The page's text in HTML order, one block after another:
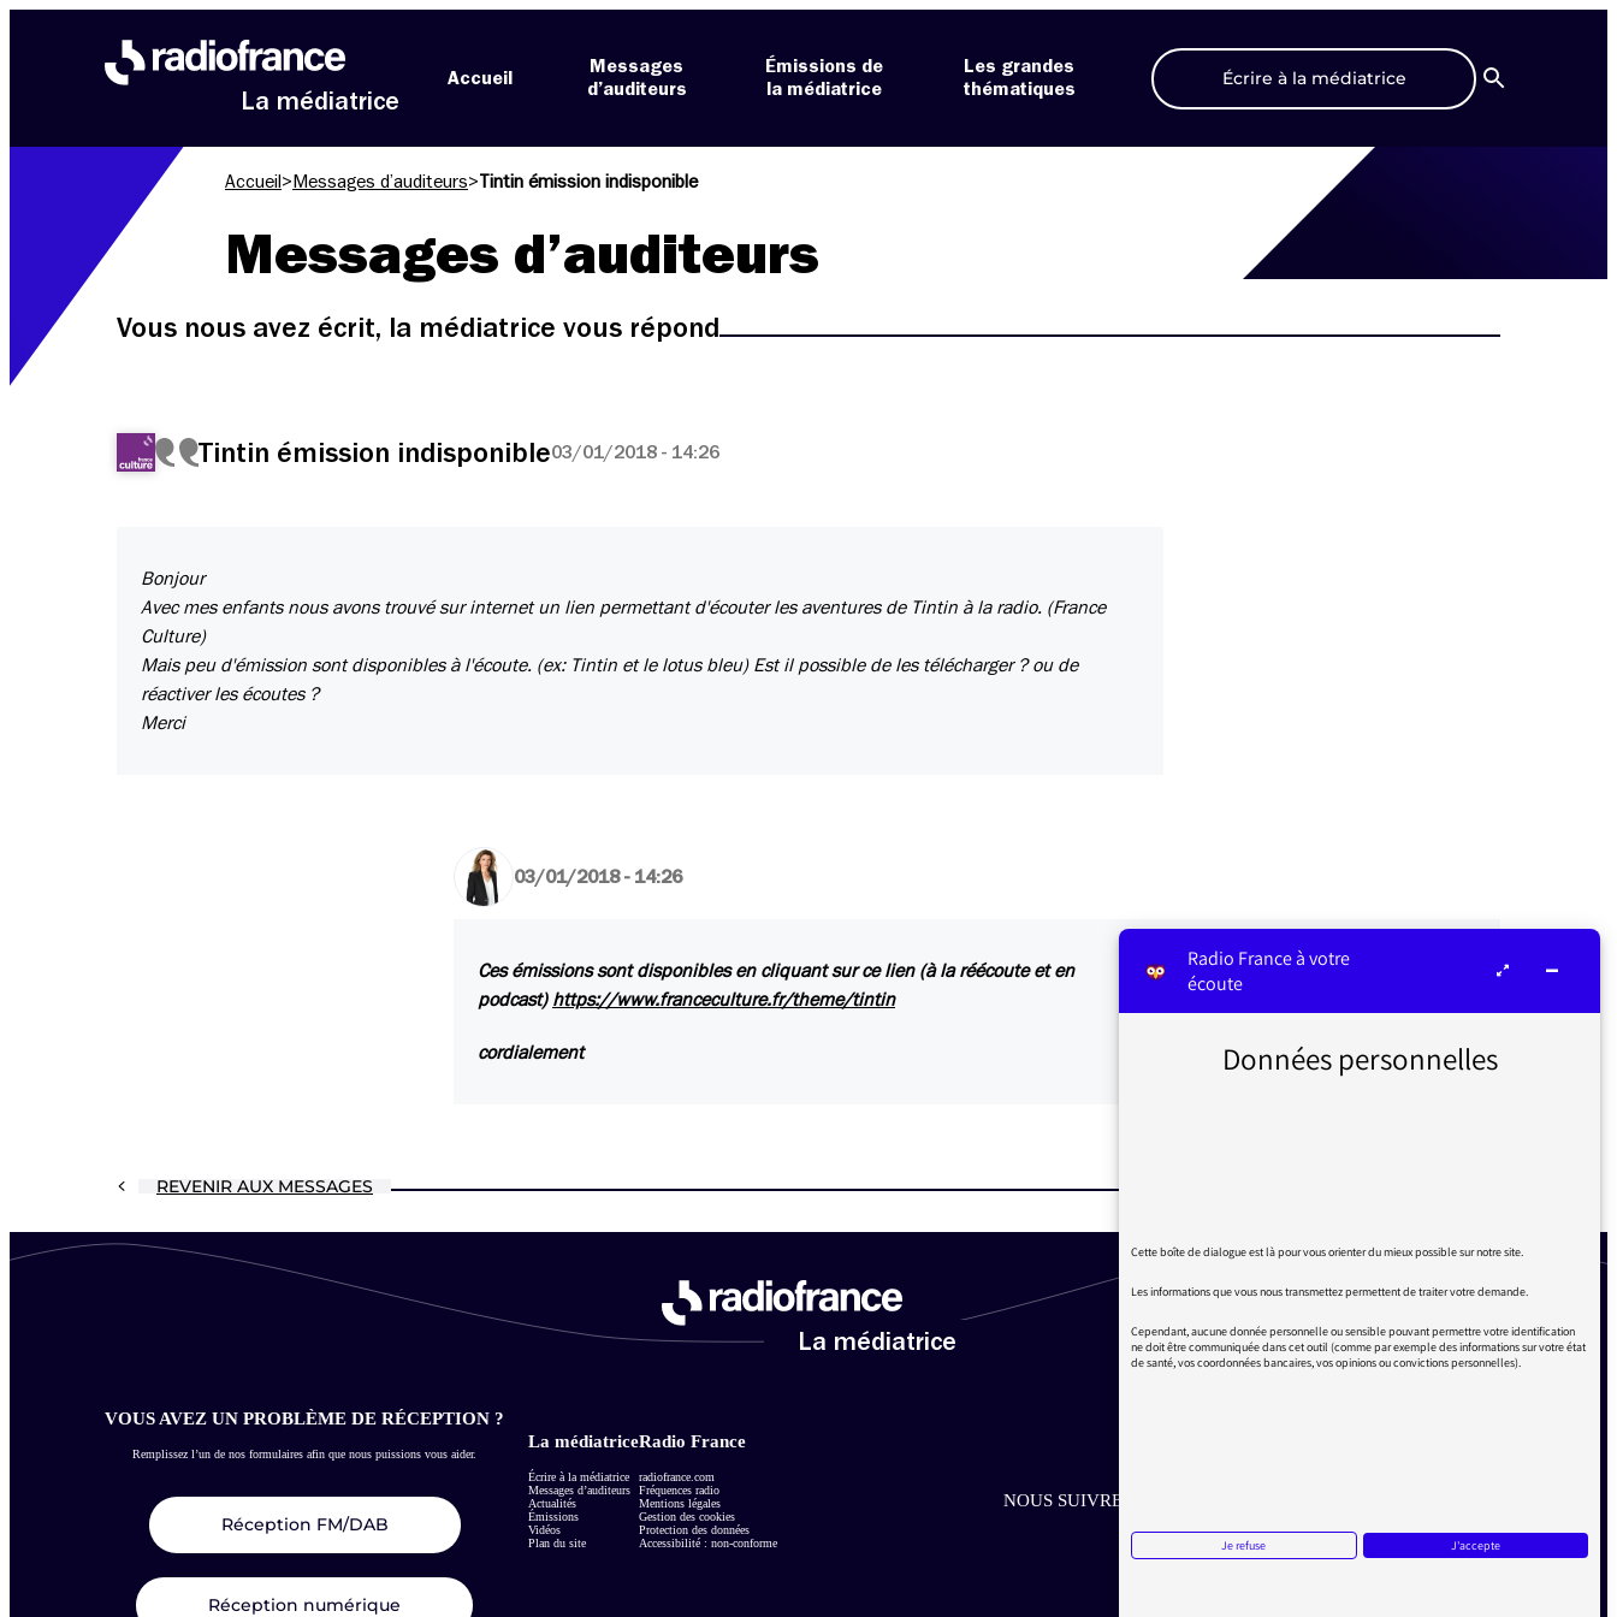
La médiatrice
Accueil
Messages
d’auditeurs
Émissions de
la médiatrice
Les grandes
thématiques
Écrire à la médiatrice
Recherche
Accueil > Messages d’auditeurs>Tintin émission indisponible
Messages d’auditeurs
Vous nous avez écrit, la médiatrice vous répond
Tintin émission indisponible03/01/2018 - 14:26
Bonjour
Avec mes enfants nous avons trouvé sur internet un lien permettant d'écouter les aventures de Tintin à la radio. (France
Culture)
Mais peu d'émission sont disponibles à l'écoute. (ex: Tintin et le lotus bleu) Est il possible de les télécharger ? ou de
réactiver les écoutes ?
Merci
03/01/2018 - 14:26
Ces émissions sont disponibles en cliquant sur ce lien (à la réécoute et en
podcast) https://www.franceculture.fr/theme/tintin
cordialement
REVENIR AUX MESSAGES
La médiatrice
VOUS AVEZ UN PROBLÈME DE RÉCEPTION ?
Remplissez l’un de nos formulaires afin que nous puissions vous aider.
Réception FM/DAB
Réception numérique
La médiatrice
Écrire à la médiatrice
Messages d’auditeurs
Actualités
Émissions
Vidéos
Plan du site
Radio France
radiofrance.com
Fréquences radio
Mentions légales
Gestion des cookies
Protection des données
Accessibilité : non-conforme
NOUS SUIVRE SUR LES RÉSEAUX
Aller sur la page Facebook de la Médiatrice
Aller sur la page Twitter de la Médiatrice
Aller sur la page Instagram de la Médiatrice
Radio France à votre
écoute
Données personnelles
Cette boîte de dialogue est là pour vous orienter du mieux possible sur notre site.
Les informations que vous nous transmettez permettent de traiter votre demande.
Cependant, aucune donnée personnelle ou sensible pouvant permettre votre identification
ne doit être communiquée dans cet outil (comme par exemple des informations sur votre état
de santé, vos coordonnées bancaires, vos opinions ou convictions personnelles).
Je refuse J'accepte